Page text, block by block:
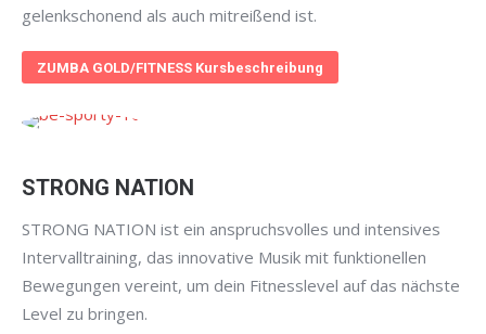
gelenkschonend als auch mitreißend ist.
ZUMBA GOLD/FITNESS Kursbeschreibung
STRONG NATION
STRONG NATION ist ein anspruchsvolles und intensives
Intervalltraining, das innovative Musik mit funktionellen
Bewegungen vereint, um dein Fitnesslevel auf das nächste
Level zu bringen.